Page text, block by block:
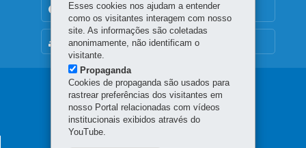
MAPA DO SITE
TRANSPARÊNCIA INSTITUCIONAL
Navegação
principal
Esses cookies nos ajudam a entender
como os visitantes interagem com nosso
site. As informações são coletadas
anonimamente, não identificam o
visitante.
Propaganda
Cookies de propaganda são usados para
rastrear preferências dos visitantes em
nosso Portal relacionadas com vídeos
institucionais exibidos através do
YouTube.